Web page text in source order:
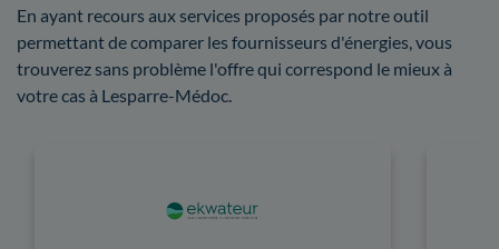
En ayant recours aux services proposés par notre outil
permettant de comparer les fournisseurs d'énergies, vous
trouverez sans problème l'offre qui correspond le mieux à
votre cas à Lesparre-Médoc.